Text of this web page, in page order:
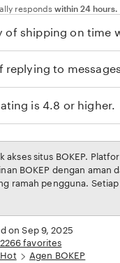
responds within 24 hours.
of shipping on time
replying to
is 4.8 or higher.
dijamin aman,
on Sep 9, 2025
2266 favorites
Agen BOKEP